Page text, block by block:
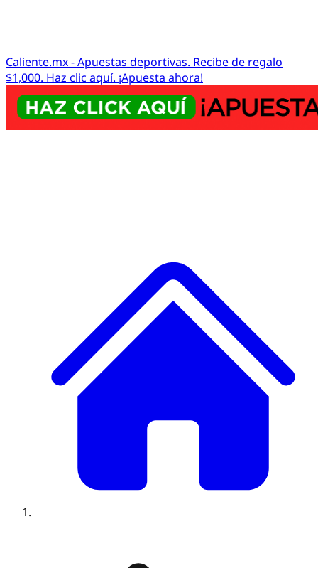
Caliente.mx - Apuestas deportivas. Recibe de regalo
$1,000. Haz clic aquí. ¡Apuesta ahora!